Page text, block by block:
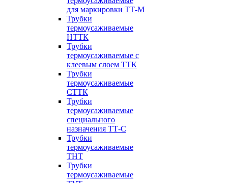
для маркировки ТТ-М
Трубки
термоусаживаемые
НTТК
Трубки
термоусаживаемые с
клеевым слоем TТК
Трубки
термоусаживаемые
СTТК
Трубки
термоусаживаемые
специального
назначения ТТ-С
Трубки
термоусаживаемые
ТНТ
Трубки
термоусаживаемые